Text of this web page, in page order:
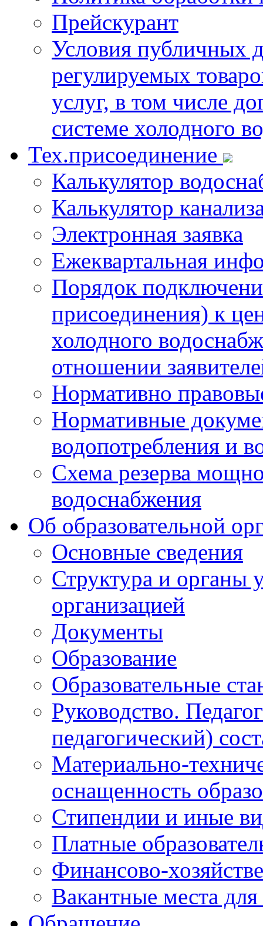
Прейскурант
Условия публичных
регулируемых
услуг, в том числе
системе холодного
Тех.присоединение
Калькулятор
Калькулятор
Электронная заявка
Ежеквартальная
Порядок
присоединения) к
холодного
отношении
Нормативно
Нормативные
водопотребления и
Схема резерва
водоснабжения
Об образовательной
Основные сведения
Структура и органы
организацией
Документы
Образование
Образовательные
Руководство.
педагогический)
Материально-
оснащенность
Стипендии и иные
Платные
Финансово-
Вакантные места